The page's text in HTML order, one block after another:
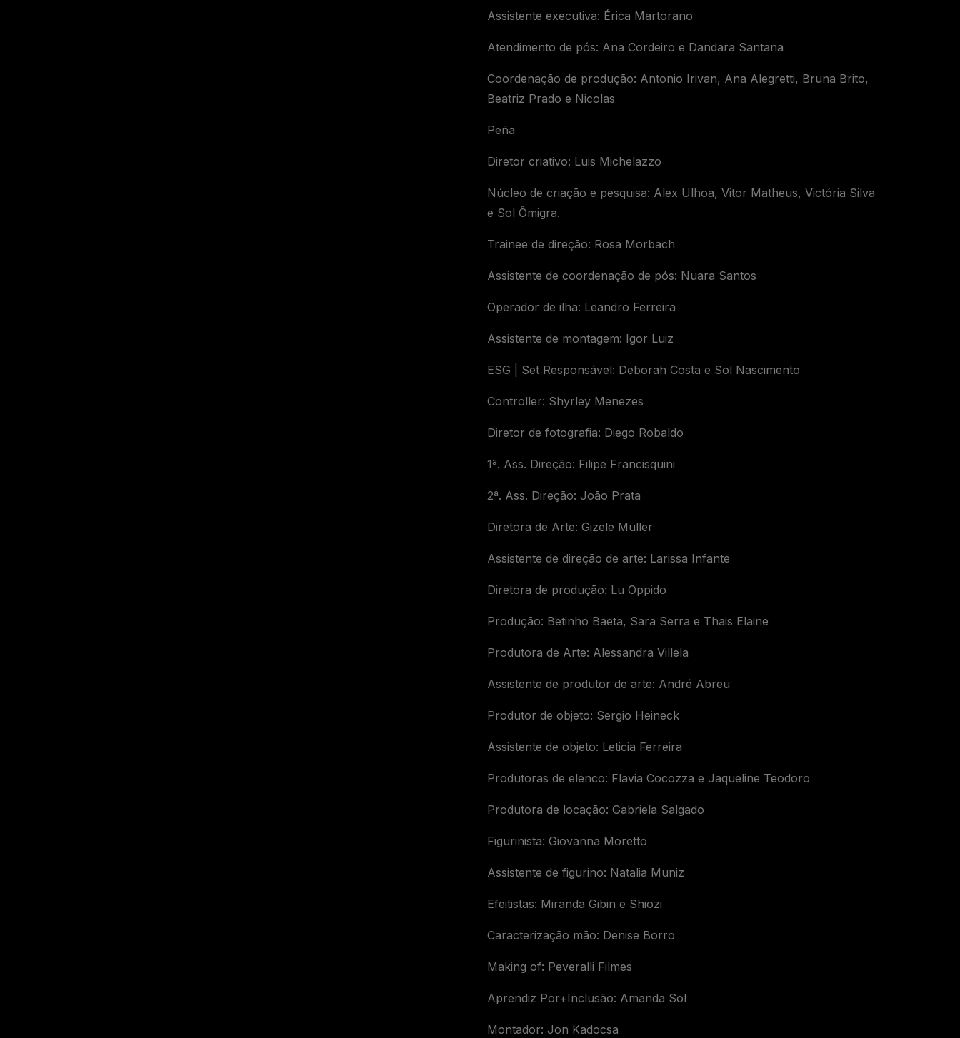
Assistente executiva: Érica Martorano
Atendimento de pós: Ana Cordeiro e Dandara Santana
Coordenação de produção: Antonio Irivan, Ana Alegretti, Bruna Brito,
Beatriz Prado e Nicolas
Peña
Diretor criativo: Luis Michelazzo
Núcleo de criação e pesquisa: Alex Ulhoa, Vitor Matheus, Victória Silva
e Sol Ômigra.
Trainee de direção: Rosa Morbach
Assistente de coordenação de pós: Nuara Santos
Operador de ilha: Leandro Ferreira
Assistente de montagem: Igor Luiz
ESG | Set Responsável: Deborah Costa e Sol Nascimento
Controller: Shyrley Menezes
Diretor de fotografia: Diego Robaldo
1ª. Ass. Direção: Filipe Francisquini
2ª. Ass. Direção: João Prata
Diretora de Arte: Gizele Muller
Assistente de direção de arte: Larissa Infante
Diretora de produção: Lu Oppido
Produção: Betinho Baeta, Sara Serra e Thais Elaine
Produtora de Arte: Alessandra Villela
Assistente de produtor de arte: André Abreu
Produtor de objeto: Sergio Heineck
Assistente de objeto: Leticia Ferreira
Produtoras de elenco: Flavia Cocozza e Jaqueline Teodoro
Produtora de locação: Gabriela Salgado
Figurinista: Giovanna Moretto
Assistente de figurino: Natalia Muniz
Efeitistas: Miranda Gibin e Shiozi
Caracterização mão: Denise Borro
Making of: Peveralli Filmes
Aprendiz Por+Inclusão: Amanda Sol
Montador: Jon Kadocsa